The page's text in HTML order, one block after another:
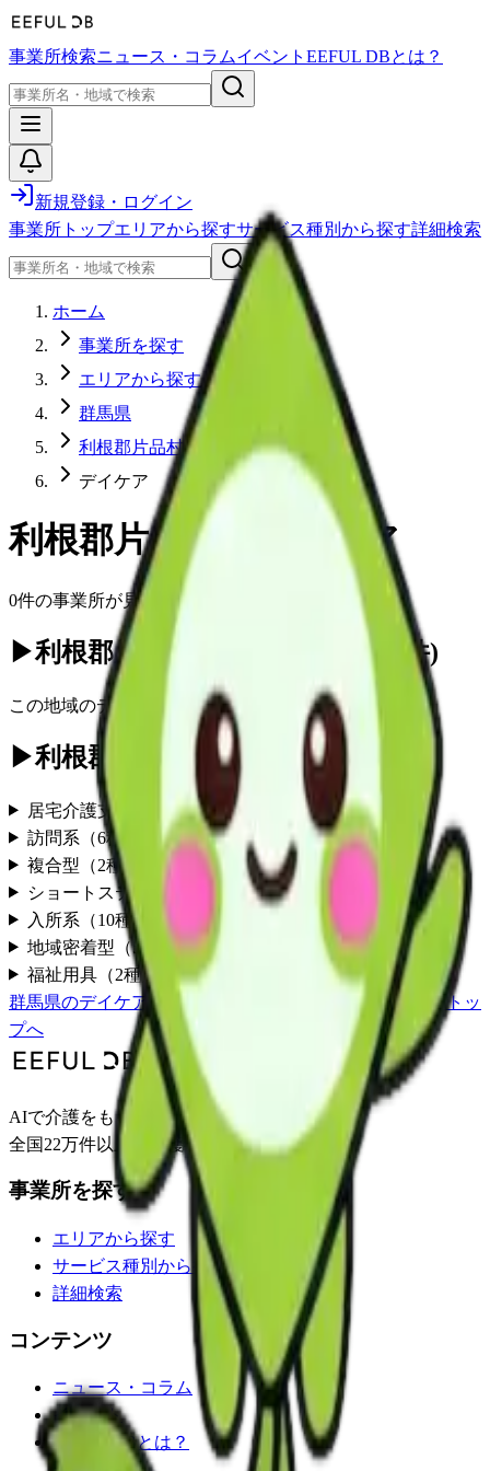
事業所検索ニュース・コラムイベント EEFUL DBとは？
新規登録・ログイン
事業所トップエリアから探すサービス種別から探す詳細検索
ホーム
事業所を探す
エリアから探す
群馬県
利根郡片品村
デイケア
利根郡片品村 デイケア
0件の事業所が見つかりました
▶利根郡片品村のデイケア一覧 件)
この地域のデイケア 事業所情報は現在準備中です
▶利根郡片品村の他のサービス
居宅介護支援
種別）
訪問系 （6種別）
複合型 （2種別）
ショートステイ
入所系 （10種別）
地域密着型 （5種別）
福祉用具（2種別）
群馬県のデイケア 一覧利根郡片品村 の事業所一覧 事業所トッ
プへ
AIで介護をもっとわかりやすく。
全国22万件以上の介護事業所情報を掲載。
事業所を探す
エリアから探す
サービス種別から探す
詳細検索
コンテンツ
ニュース・コラム
イベント
EEFUL DBとは？